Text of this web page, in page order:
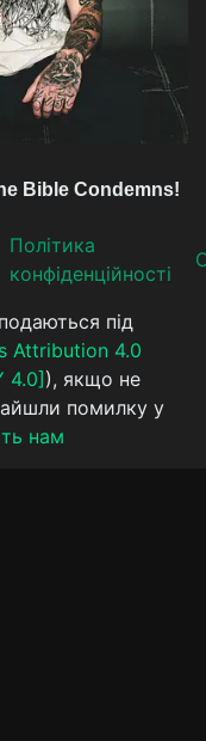
Політика
конфіденційності
під
Attribution 4.0
4.0] ), якщо не
помилку у
нам